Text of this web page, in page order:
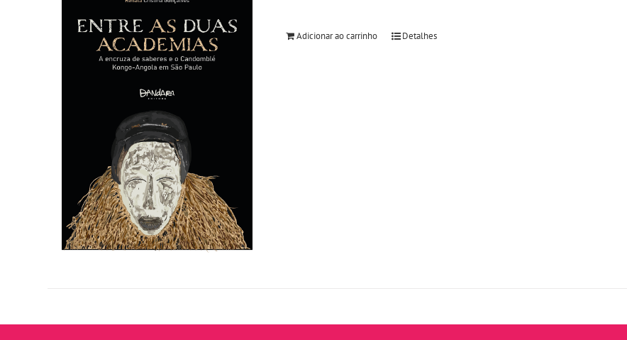
Adicionar ao carrinho Detalhes